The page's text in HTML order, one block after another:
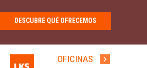
DESCUBRE QUÉ OFRECEMOS
OFICINAS